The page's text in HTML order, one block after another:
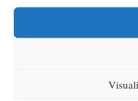
Peugeot